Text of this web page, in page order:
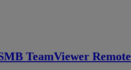
TeamViewer Remote